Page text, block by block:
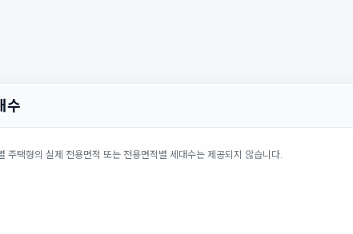
수
주택형의 실제 전용면적 또는 전용면적별 세대수는 제공되지 않습니다.